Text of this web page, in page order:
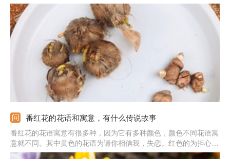
钟消毒。然后将它们取出晾干，种植到通透性比较好的土壤里面。
种植深度要控制在4-8cm之间。之后，将它们移至一个通风、温
暖、半阴的地方，适时浇水，不久之后它们就能发芽。
番红花的花语和寓意，有什么传说故事
番红花的花语寓意有很多种，因为它有多种颜色，颜色不同花语寓
意就不同。其中黄色的花语为请你相信我，失恋。红色的为担心过
分爱我。蓝色的为虽然相信你，但是仍热放心不下。而紫色的花语